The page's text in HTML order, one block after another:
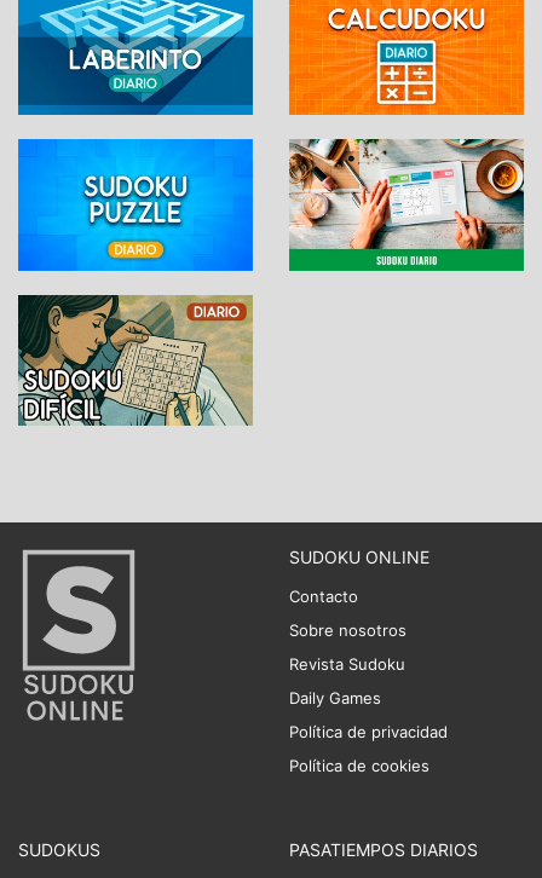
SUDOKU ONLINE
Contacto
Sobre nosotros
Revista Sudoku
Daily Games
Política de privacidad
Política de cookies
SUDOKUS PASATIEMPOS DIARIOS